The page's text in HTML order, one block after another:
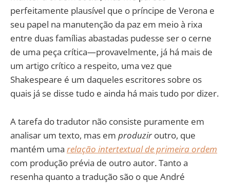
perfeitamente plausível que o príncipe de Verona e
seu papel na manutenção da paz em meio à rixa
entre duas famílias abastadas pudesse ser o cerne
de uma peça crítica—provavelmente, já há mais de
um artigo crítico a respeito, uma vez que
Shakespeare é um daqueles escritores sobre os
quais já se disse tudo e ainda há mais tudo por dizer.
A tarefa do tradutor não consiste puramente em
analisar um texto, mas em produziroutro, que
mantém uma relação intertextual de primeira ordem
com produção prévia de outro autor. Tanto a
resenha quanto a tradução são o que André